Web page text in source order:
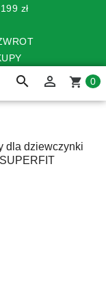
zł
search  shopping_cart 0
dla dziewczynki